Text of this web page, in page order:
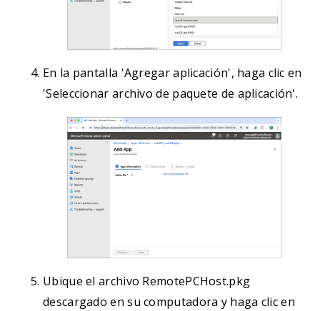
En la pantalla 'Agregar aplicación', haga clic en
'Seleccionar archivo de paquete de aplicación'.
Ubique el archivo RemotePCHost.pkg
descargado en su computadora y haga clic en